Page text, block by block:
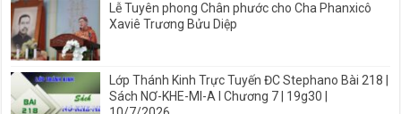
Lễ Tuyên phong Chân phước cho Cha Phanxicô
Xaviê Trương Bửu Diệp
Lớp Thánh Kinh Trực Tuyến ĐC Stephano Bài 218 |
Sách NƠ-KHE-MI-A I Chương 7 | 19g30 |